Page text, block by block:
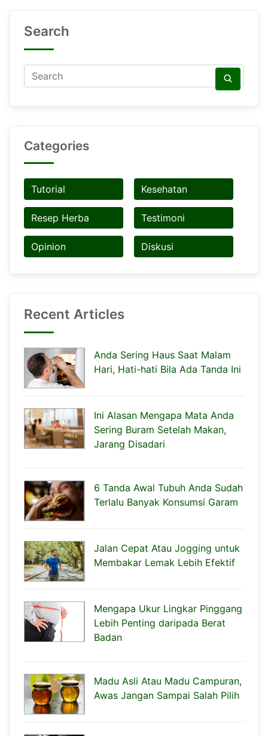
Search
Categories
Tutorial Kesehatan
Resep Herba Testimoni
Opinion Diskusi
Recent Articles
Anda Sering Haus Saat Malam
Hari, Hati-hati Bila Ada Tanda Ini
Ini Alasan Mengapa Mata Anda
Sering Buram Setelah Makan,
Jarang Disadari
6 Tanda Awal Tubuh Anda Sudah
Terlalu Banyak Konsumsi Garam
Jalan Cepat Atau Jogging untuk
Membakar Lemak Lebih Efektif
Mengapa Ukur Lingkar Pinggang
Lebih Penting daripada Berat
Badan
Madu Asli Atau Madu Campuran,
Awas Jangan Sampai Salah Pilih